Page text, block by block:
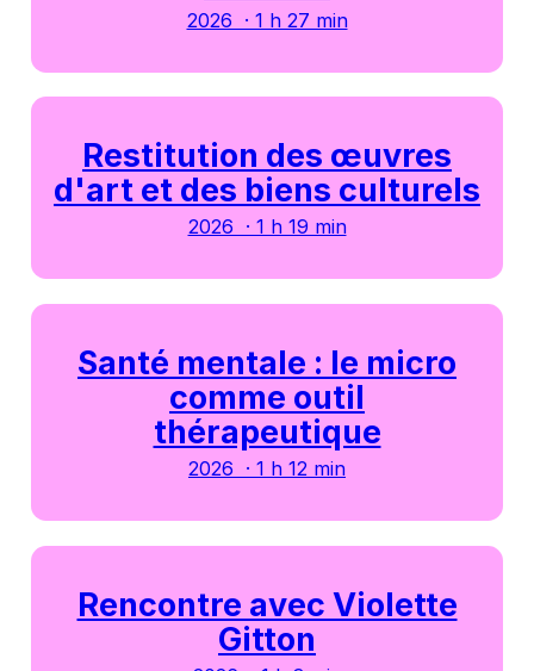
2026 · 1 h 27 min
Restitution des œuvres
d'art et des biens culturels
2026 · 1 h 19 min
Santé mentale : le micro
comme outil
thérapeutique
2026 · 1 h 12 min
Rencontre avec Violette
Gitton